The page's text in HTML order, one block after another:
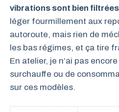
vibrations sont bien filtrées
léger fourmillement aux
autoroute, mais rien de
les bas régimes, et ça tire
En atelier, je n’ai pas
surchauffe ou de
sur ces modèles.